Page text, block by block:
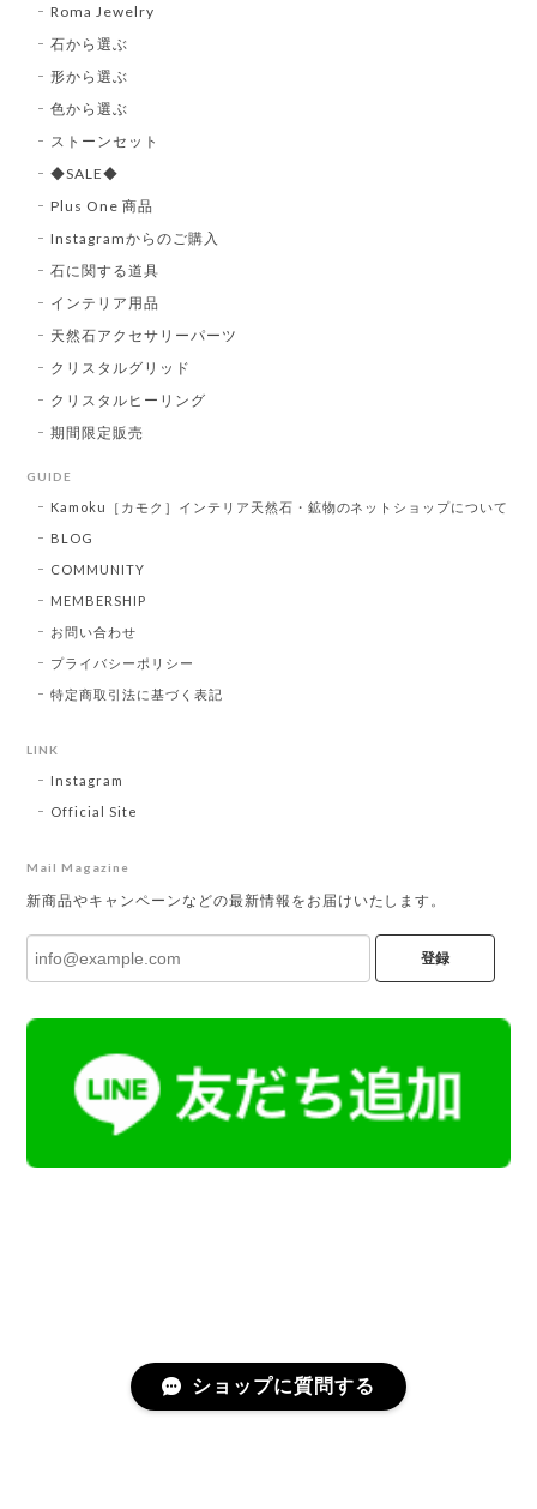
Roma Jewelry
石から選ぶ
形から選ぶ
色から選ぶ
ストーンセット
◆SALE◆
Plus One 商品
Instagramからのご購入
石に関する道具
インテリア用品
天然石アクセサリーパーツ
クリスタルグリッド
クリスタルヒーリング
期間限定販売
GUIDE
Kamoku［カモク］インテリア天然石・鉱物のネットショップについて
BLOG
COMMUNITY
MEMBERSHIP
お問い合わせ
プライバシーポリシー
特定商取引法に基づく表記
LINK
Instagram
Official Site
Mail Magazine
新商品やキャンペーンなどの最新情報をお届けいたします。
登録
ショップに質問する